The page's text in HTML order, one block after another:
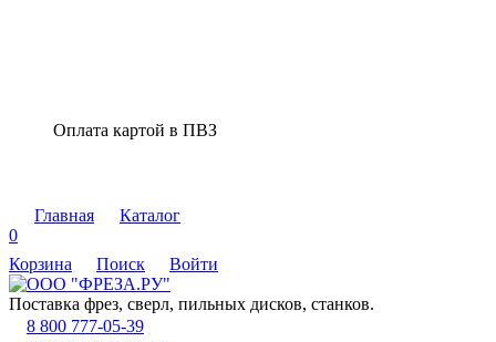
Оплата картой в ПВЗ
Главная
Каталог
0
Корзина
Поиск Войти
Поставка фрез, сверл, пильных дисков, станков.
8 800 777-05-39